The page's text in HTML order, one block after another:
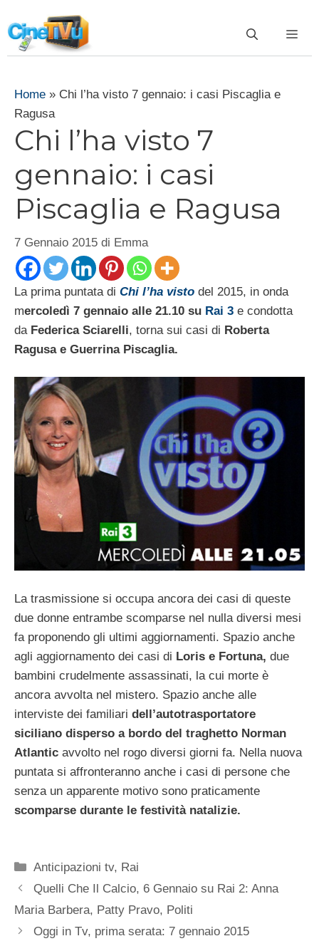
al
contenuto
Home » Chi l’ha visto 7 gennaio: i casi Piscaglia e
Ragusa
Chi l’ha visto 7
gennaio: i casi
Piscaglia e Ragusa
7 Gennaio 2015 di Emma
La prima puntata di Chi l’ha visto del 2015, in onda
mercoledì 7 gennaio alle 21.10 su Rai 3 e condotta
da Federica Sciarelli, torna sui casi di Roberta
Ragusa e Guerrina Piscaglia.
La trasmissione si occupa ancora dei casi di queste
due donne entrambe scomparse nel nulla diversi mesi
fa proponendo gli ultimi aggiornamenti. Spazio anche
agli aggiornamento dei casi di Loris e Fortuna, due
bambini crudelmente assassinati, la cui morte è
ancora avvolta nel mistero. Spazio anche alle
interviste dei familiari dell’autotrasportatore
siciliano disperso a bordo del traghetto Norman
Atlantic avvolto nel rogo diversi giorni fa. Nella nuova
puntata si affronteranno anche i casi di persone che
senza un apparente motivo sono praticamente
scomparse durante le festività natalizie.
Categorie
Anticipazioni tv, Rai
Quelli Che Il Calcio, 6 Gennaio su Rai 2: Anna
Maria Barbera, Patty Pravo, Politi
Oggi in Tv, prima serata: 7 gennaio 2015